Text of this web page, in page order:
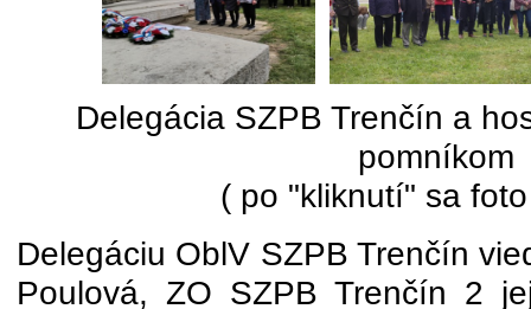
Delegácia SZPB Trenčín a
pomníkom
( po "kliknutí" sa
Delegáciu OblV SZPB Trenčín
Poulová, ZO SZPB Trenčín 2